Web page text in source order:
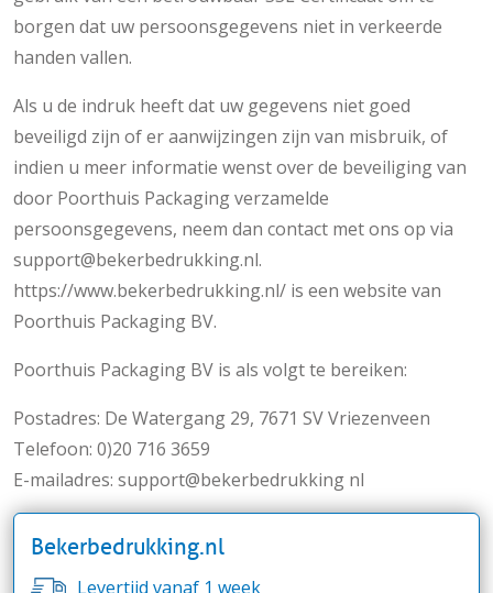
borgen dat uw persoonsgegevens niet in verkeerde
handen vallen.
Als u de indruk heeft dat uw gegevens niet goed
beveiligd zijn of er aanwijzingen zijn van misbruik, of
indien u meer informatie wenst over de beveiliging van
door Poorthuis Packaging verzamelde
persoonsgegevens, neem dan contact met ons op via
support@bekerbedrukking.nl.
https://www.bekerbedrukking.nl/ is een website van
Poorthuis Packaging BV.
Poorthuis Packaging BV is als volgt te bereiken:
Postadres: De Watergang 29, 7671 SV Vriezenveen
Telefoon: 0)20 716 3659
E-mailadres: support@bekerbedrukking nl
Bekerbedrukking.nl
Levertijd vanaf 1 week